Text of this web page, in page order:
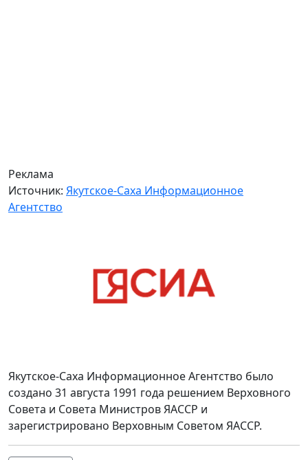
Реклама
Источник: Якутское-Саха Информационное
Агентство
Якутское-Саха Информационное Агентство было
создано 31 августа 1991 года решением Верховного
Совета и Совета Министров ЯАССР и
зарегистрировано Верховным Советом ЯАССР.